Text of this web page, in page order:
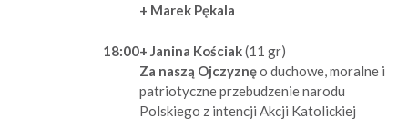
+ Marek Pękala
18:00+ Janina Kościak(11 gr)
Za naszą Ojczyznęo duchowe, moralne i
patriotyczne przebudzenie narodu
Polskiego z intencji Akcji Katolickiej